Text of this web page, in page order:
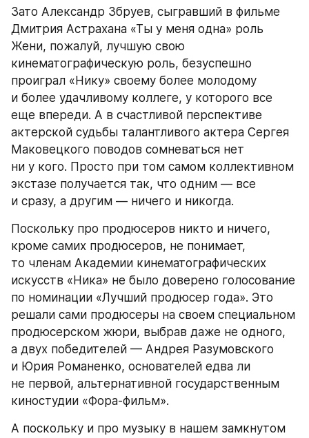
Зато Александр Збруев, сыгравший в фильме
Дмитрия Астрахана «Ты у меня одна» роль
Жени, пожалуй, лучшую свою
кинематографическую роль, безуспешно
проиграл «Нику» своему более молодому
и более удачливому коллеге, у которого все
еще впереди. А в счастливой перспективе
актерской судьбы талантливого актера Сергея
Маковецкого поводов сомневаться нет
ни у кого. Просто при том самом коллективном
экстазе получается так, что одним — все
и сразу, а другим — ничего и никогда.
Поскольку про продюсеров никто и ничего,
кроме самих продюсеров, не понимает,
то членам Академии кинематографических
искусств «Ника» не было доверено голосование
по номинации «Лучший продюсер года». Это
решали сами продюсеры на своем специальном
продюсерском жюри, выбрав даже не одного,
а двух победителей — Андрея Разумовского
и Юрия Романенко, основателей едва ли
не первой, альтернативной государственным
киностудии «Фора-фильм».
А поскольку и про музыку в нашем замкнутом